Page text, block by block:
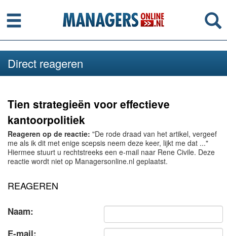
Menu
Direct reageren
Tien strategieën voor effectieve
kantoorpolitiek
Reageren op de reactie: "De rode draad van het artikel, vergeef
me als ik dit met enige scepsis neem deze keer, lijkt me dat ..."
Hiermee stuurt u rechtstreeks een e-mail naar Rene Civile. Deze
reactie wordt niet op Managersonline.nl geplaatst.
REAGEREN
Naam:
E-mail: